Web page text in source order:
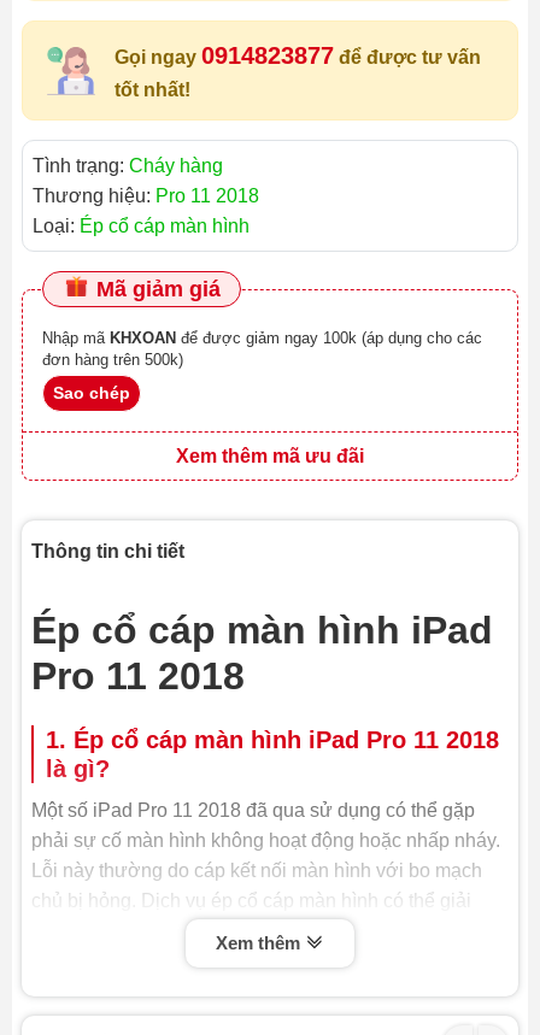
Gọi ngay 0914823877 để được tư vấn
tốt nhất!
Tình trạng: Cháy hàng
Thương hiệu: Pro 11 2018
Loại: Ép cổ cáp màn hình
Mã giảm giá
Nhập mã KHXOAN
đơn hàng trên 500k)
Sao chép
Xem thêm mã ưu đãi
Thông tin chi tiết
Ép cổ cáp màn hình iPad
Pro 11 2018
1. Ép cổ cáp màn hình iPad Pro 11 2018
là gì?
Một số iPad Pro 11 2018 đã qua sử dụng có thể gặp
phải sự cố màn hình không hoạt động hoặc nhấp nháy.
Lỗi này thường do cáp kết nối màn hình với bo mạch
chủ bị hỏng. Dịch vụ ép cổ cáp màn hình có thể giải
Xem thêm